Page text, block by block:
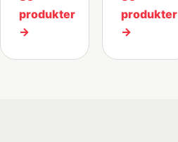
produkter
→
produkter
→